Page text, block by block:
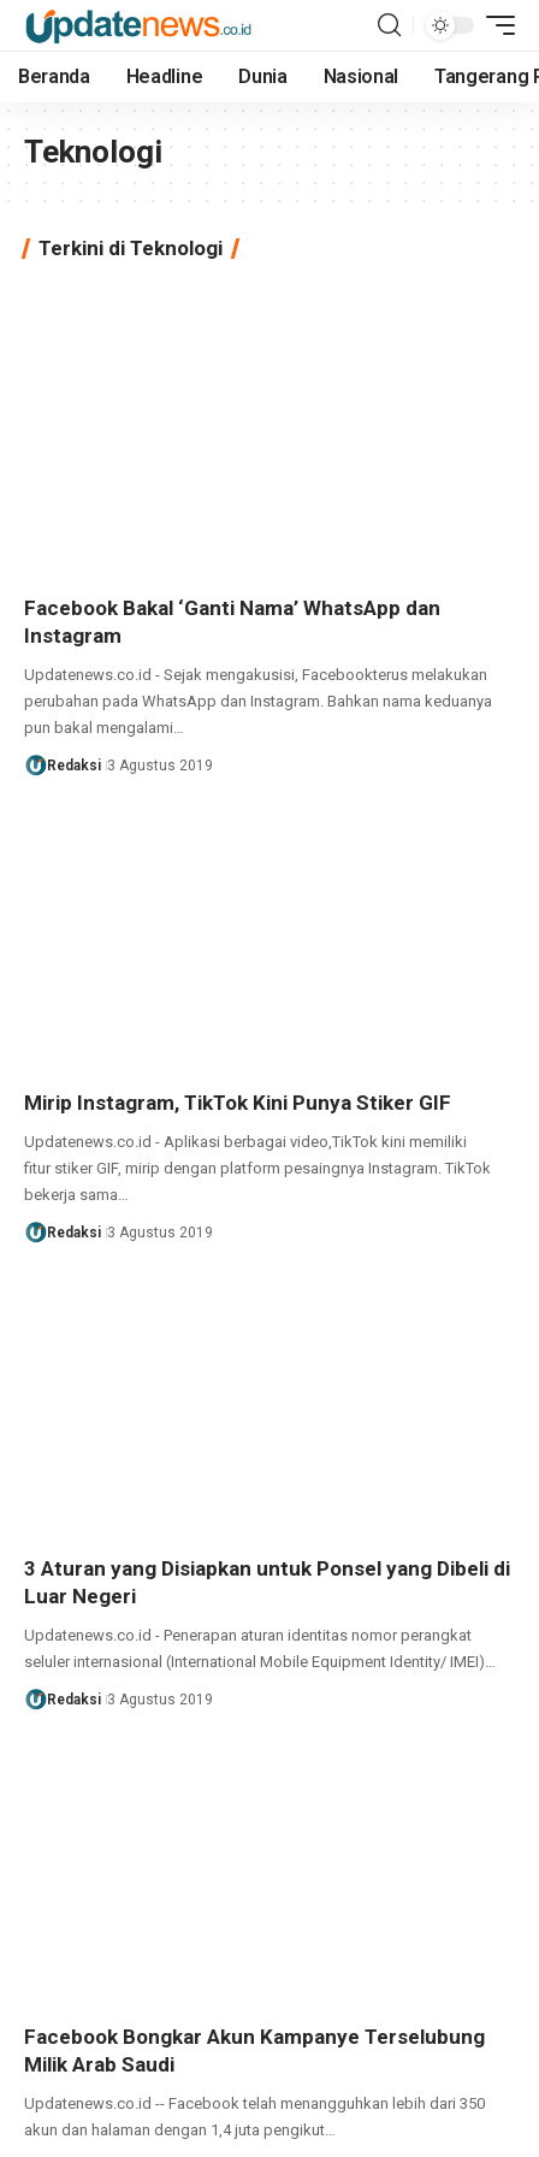
Beranda Headline Dunia Nasional Tangerang
Teknologi
Terkini di Teknologi
Facebook Bakal ‘Ganti Nama’ WhatsApp dan
Instagram
Updatenews.co.id - Sejak mengakusisi, Facebookterus melakukan
perubahan pada WhatsApp dan Instagram. Bahkan nama keduanya
pun bakal mengalami…
Redaksi 3 Agustus 2019
Mirip Instagram, TikTok Kini Punya Stiker GIF
Updatenews.co.id - Aplikasi berbagai video,TikTok kini memiliki
fitur stiker GIF, mirip dengan platform pesaingnya Instagram. TikTok
bekerja sama…
Redaksi 3 Agustus 2019
3 Aturan yang Disiapkan untuk Ponsel yang Dibeli di
Luar Negeri
Updatenews.co.id - Penerapan aturan identitas nomor perangkat
seluler internasional (International Mobile Equipment Identity/ IMEI)…
Redaksi 3 Agustus 2019
Facebook Bongkar Akun Kampanye Terselubung
Milik Arab Saudi
Updatenews.co.id -- Facebook telah menangguhkan lebih dari 350
akun dan halaman dengan 1,4 juta pengikut…